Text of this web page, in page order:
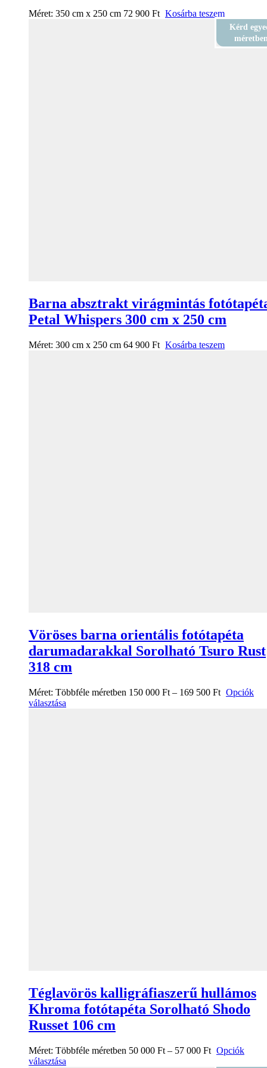
Méret: 350 cm x 250 cm 72 900 Ft Kosárba teszem
Kérd
Barna absztrakt virágmintás
Petal Whispers 300 cm x 250 cm
Méret: 300 cm x 250 cm 64 900 Ft Kosárba teszem
Vöröses barna orientális fotótapéta
darumadarakkal Sorolható Tsuro Rust
318 cm
Méret: Többféle méretben 150 000 Ft – 169 500 Ft Opciók
választása
Téglavörös kalligráfiaszerű hullámos
Khroma fotótapéta Sorolható Shodo
Russet 106 cm
Méret: Többféle méretben 50 000 Ft – 57 000 Ft Opciók
választása